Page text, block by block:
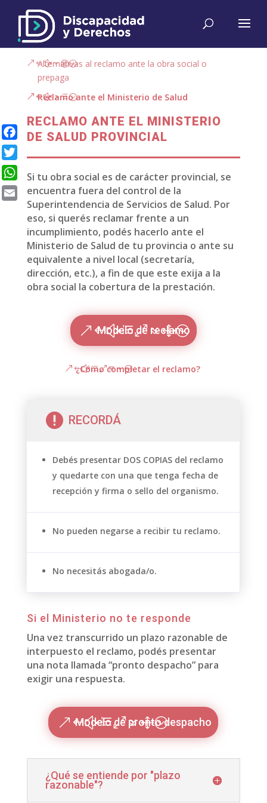
Alternativas al reclamo ante la obra social o
prepaga
Reclamo ante el Ministerio de Salud
RECLAMO ANTE EL MINISTERIO
DE SALUD PROVINCIAL
Si tu obra social es de carácter provincial, se
encuentra fuera del control de la
Superintendencia de Servicios de Salud. Por
eso, si querés reclamar frente a un
incumplimiento, podés hacerlo ante el
Ministerio de Salud de tu provincia o ante su
equivalente a nivel local (secretaría,
dirección, etc.), a fin de que este exija a la
obra social la cobertura de la prestación.
Modelo de reclamo
¿Cómo completar el reclamo?
 RECORDÁ
Debés presentar DOS COPIAS del reclamo
y quedarte con una que tenga fecha de
recepción y firma o sello del organismo.
No pueden negarse a recibir tu reclamo.
No necesitás abogada/o.
Si el Ministerio no te responde
Una vez transcurrido un plazo razonable de
interpuesto el reclamo, podés presentar
una nota llamada “pronto despacho” para
exigir una respuesta.
Modelo de pronto despacho
¿Qué se entiende por "plazo
razonable"?
Facebook
Twitter
WhatsApp